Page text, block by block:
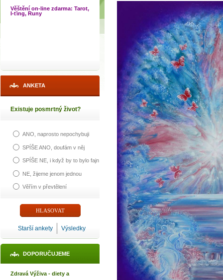
Věštění on-line zdarma: Tarot,
I-ťing, Runy
ANKETA
Existuje posmrtný život?
ANO, naprosto nepochybuji
SPÍŠE ANO, doufám v něj
SPÍŠE NE, i když by to bylo fajn
NE, žijeme jenom jednou
Věřím v převtělení
Starší ankety Výsledky
DOPORUČUJEME
Zdravá Výživa - diety a